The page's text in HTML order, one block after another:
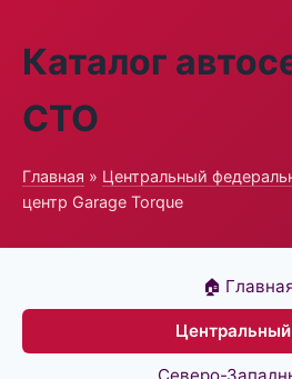
Каталог
СТО
Главная » Центральный
центр Garage Torque
🏠